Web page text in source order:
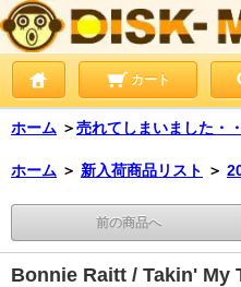
カート
ホーム ＞売れてしまいました・
ホーム ＞ 新入荷商品リスト ＞
前の商品へ
Bonnie Raitt / Takin' My